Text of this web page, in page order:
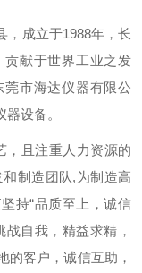
，成立于1988年，长
贡献于世界工业之发
市海达仪器有限公
设备。
，且注重人力资源的
制造团队,为制造高
持“品质至上，诚信
自我，精益求精，
的客户，诚信互助，